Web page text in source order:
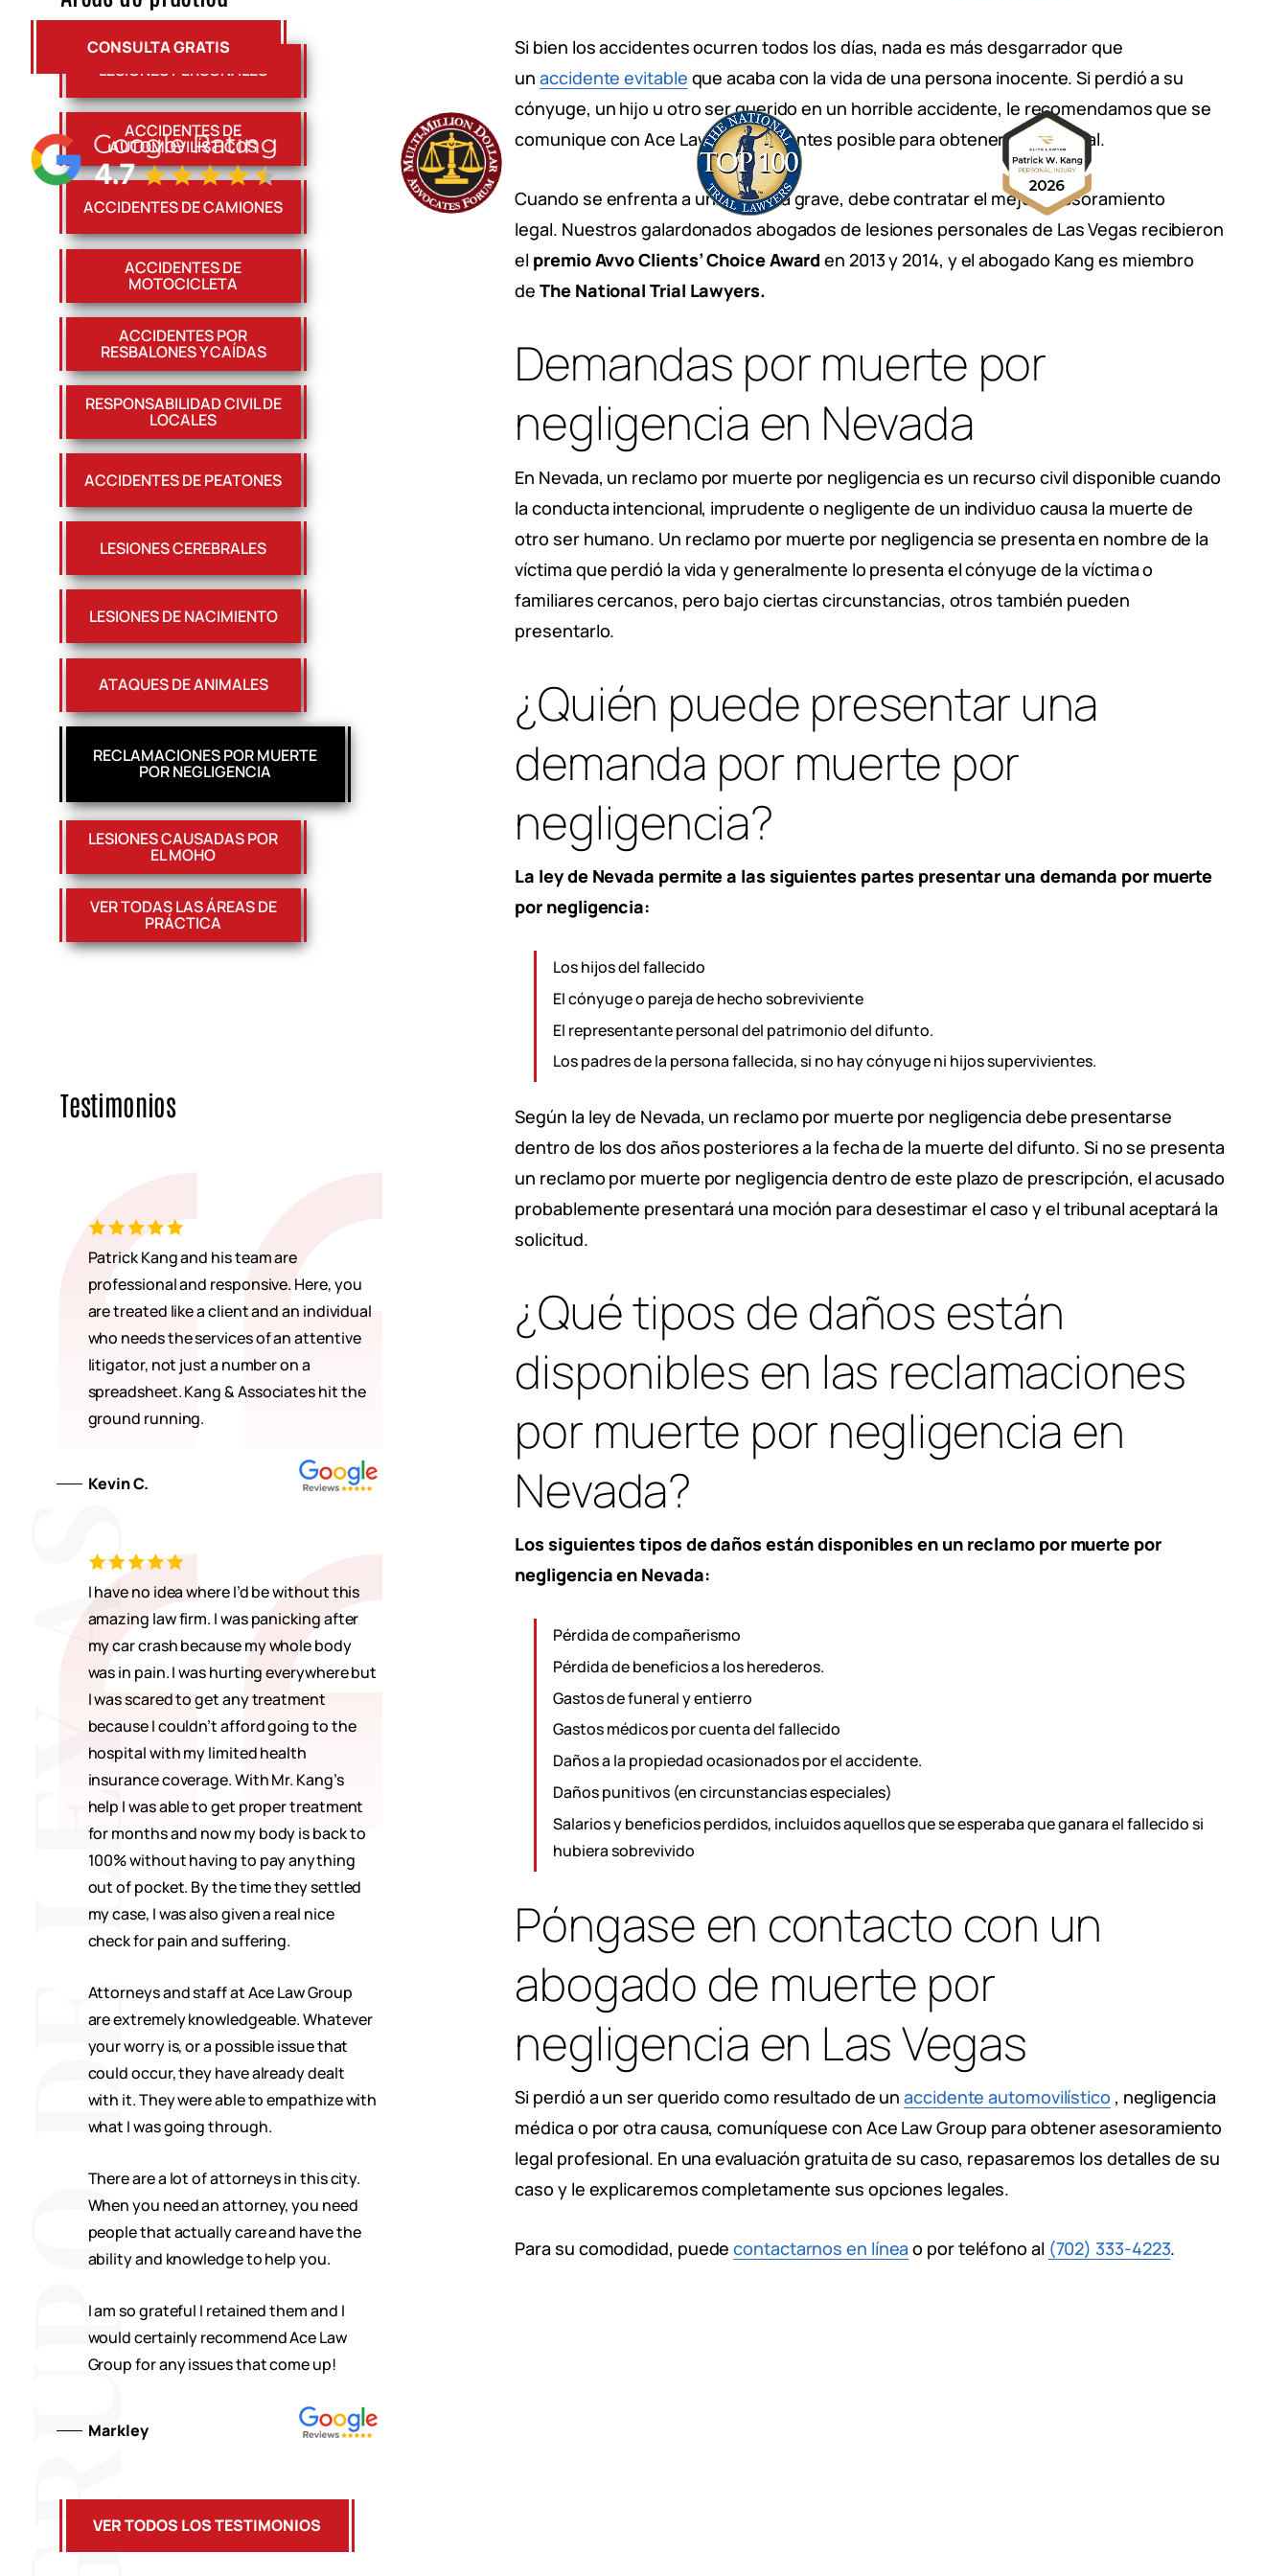
CONSULTA GRATIS
LEY AS
LESIONES PERSONALES
ACCIDENTES DE
AUTOMOVILÍSTICOS
ACCIDENTES DE CAMIONES
ACCIDENTES DE
MOTOCICLETA
ACCIDENTES POR
RESBALONES Y CAÍDAS
RESPONSABILIDAD CIVIL DE
LOCALES
ACCIDENTES DE PEATONES
LESIONES CEREBRALES
LESIONES DE NACIMIENTO
ATAQUES DE ANIMALES
RECLAMACIONES POR MUERTE
POR NEGLIGENCIA
LESIONES CAUSADAS POR
EL MOHO
VER TODAS LAS ÁREAS DE
PRÁCTICA
Testimonios
Patrick Kang and his team are
professional and responsive. Here, you
are treated like a client and an individual
who needs the services of an attentive
litigator, not just a number on a
spreadsheet. Kang & Associates hit the
ground running.
Kevin C.
I have no idea where I’d be without this
amazing law firm. I was panicking after
my car crash because my whole body
was in pain. I was hurting everywhere but
I was scared to get any treatment
because I couldn’t afford going to the
hospital with my limited health
insurance coverage. With Mr. Kang’s
help I was able to get proper treatment
for months and now my body is back to
100% without having to pay anything
out of pocket. By the time they settled
my case, I was also given a real nice
check for pain and suffering.
Attorneys and staff at Ace Law Group
are extremely knowledgeable. Whatever
your worry is, or a possible issue that
could occur, they have already dealt
with it. They were able to empathize with
what I was going through.
There are a lot of attorneys in this city.
When you need an attorney, you need
people that actually care and have the
ability and knowledge to help you.
I am so grateful I retained them and I
would certainly recommend Ace Law
Group for any issues that come up!
Markley
VER TODOS LOS TESTIMONIOS
Si bien los accidentes ocurren todos los días, nada es más desgarrador que
unaccidente evitable que acaba con la vida de una persona inocente. Si perdió a su
cónyuge, un hijo u otro ser querido en un horrible accidente, le recomendamos que se
comunique con Ace Law Group lo antes posible para obtener apoyo legal.
Cuando se enfrenta a una pérdida grave, debe contratar el mejor asesoramiento
legal. Nuestros galardonados abogados de lesiones personales de Las Vegas recibieron
el premio Avvo Clients’ Choice Award en 2013 y 2014, y el abogado Kang es miembro
deThe National Trial Lawyers.
Demandas por muerte por
negligencia en Nevada
En Nevada, un reclamo por muerte por negligencia es un recurso civil disponible cuando
la conducta intencional, imprudente o negligente de un individuo causa la muerte de
otro ser humano. Un reclamo por muerte por negligencia se presenta en nombre de la
víctima que perdió la vida y generalmente lo presenta el cónyuge de la víctima o
familiares cercanos, pero bajo ciertas circunstancias, otros también pueden
presentarlo.
¿Quién puede presentar una
demanda por muerte por
negligencia?
La ley de Nevada permite a las siguientes partes presentar una demanda por muerte
por negligencia:
Los hijos del fallecido
El cónyuge o pareja de hecho sobreviviente
El representante personal del patrimonio del difunto.
Los padres de la persona fallecida, si no hay cónyuge ni hijos supervivientes.
Según la ley de Nevada, un reclamo por muerte por negligencia debe presentarse
dentro de los dos años posteriores a la fecha de la muerte del difunto. Si no se presenta
un reclamo por muerte por negligencia dentro de este plazo de prescripción, el acusado
probablemente presentará una moción para desestimar el caso y el tribunal aceptará la
solicitud.
¿Qué tipos de daños están
disponibles en las reclamaciones
por muerte por negligencia en
Nevada?
Los siguientes tipos de daños están disponibles en un reclamo por muerte por
negligencia en Nevada:
Pérdida de compañerismo
Pérdida de beneficios a los herederos.
Gastos de funeral y entierro
Gastos médicos por cuenta del fallecido
Daños a la propiedad ocasionados por el accidente.
Daños punitivos (en circunstancias especiales)
Salarios y beneficios perdidos, incluidos aquellos que se esperaba que ganara el fallecido si
hubiera sobrevivido
Póngase en contacto con un
abogado de muerte por
negligencia en Las Vegas
Si perdió a un ser querido como resultado de unaccidente automovilístico , negligencia
médica o por otra causa, comuníquese con Ace Law Group para obtener asesoramiento
legal profesional. En una evaluación gratuita de su caso, repasaremos los detalles de su
caso y le explicaremos completamente sus opciones legales.
Para su comodidad, puedecontactarnos en línea o por teléfono al (702) 333-4223.